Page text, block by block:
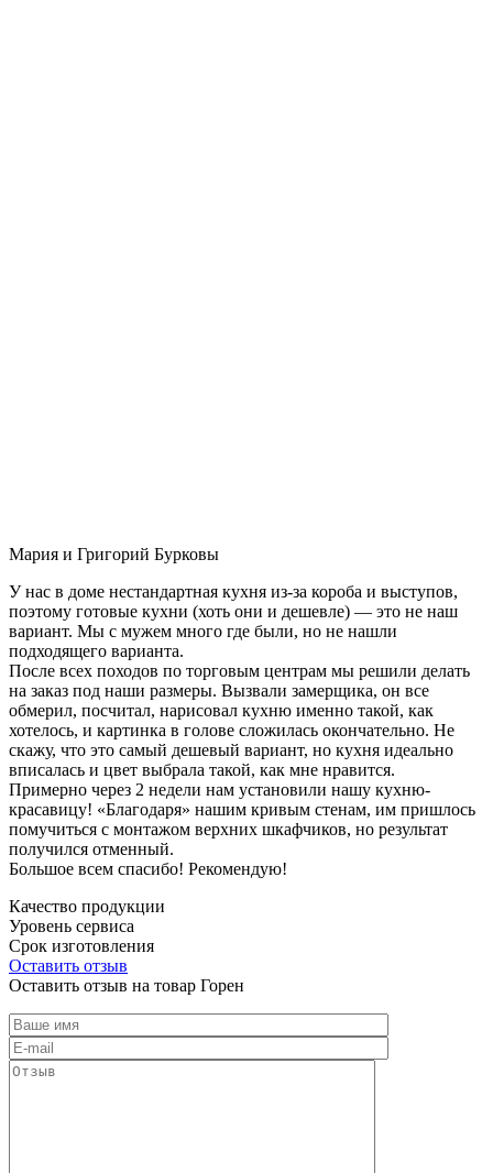
Мария и Григорий Бурковы
У нас в доме нестандартная кухня из-за короба и выступов,
поэтому готовые кухни (хоть они и дешевле) — это не наш
вариант. Мы с мужем много где были, но не нашли
подходящего варианта.
После всех походов по торговым центрам мы решили делать
на заказ под наши размеры. Вызвали замерщика, он все
обмерил, посчитал, нарисовал кухню именно такой, как
хотелось, и картинка в голове сложилась окончательно. Не
скажу, что это самый дешевый вариант, но кухня идеально
вписалась и цвет выбрала такой, как мне нравится.
Примерно через 2 недели нам установили нашу кухню-
красавицу! «Благодаря» нашим кривым стенам, им пришлось
помучиться с монтажом верхних шкафчиков, но результат
получился отменный.
Большое всем спасибо! Рекомендую!
Качество продукции
Уровень сервиса
Срок изготовления
Оставить отзыв
Оставить отзыв на товар Горен